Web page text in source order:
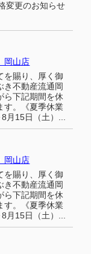
変更のお知らせ
岡山店
を賜り、厚く御
き不動産流通岡
ら下記期間を休
す。《夏季休業
月15日（土）...
岡山店
を賜り、厚く御
き不動産流通岡
ら下記期間を休
す。《夏季休業
月15日（土）...